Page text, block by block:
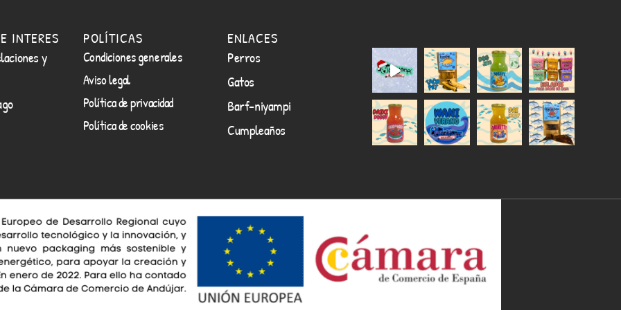
INTERES
y
POLÍTICAS
Condiciones generales
Aviso legal
Política de privacidad
Política de cookies
ENLACES
Perros
Gatos
Barf-niyampi
Cumpleaños